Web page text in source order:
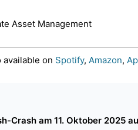
Asset Management
on Spotify, Amazon,
Crash am 11. Oktober 2025